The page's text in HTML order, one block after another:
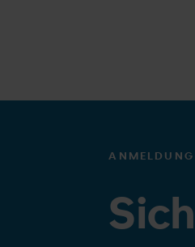
ANMELDUNG